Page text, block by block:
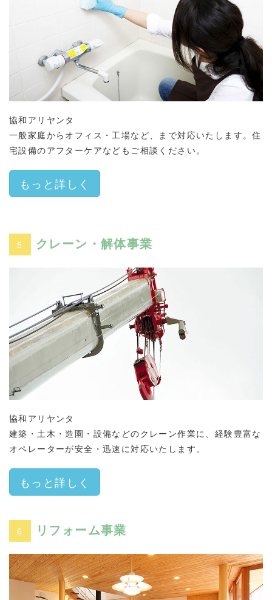
協和アリヤンタ
一般家庭からオフィス・工場など、まで対応いたします。住
宅設備のアフターケアなどもご相談ください。
もっと詳しく
5 クレーン・解体事業
協和アリヤンタ
建築・土木・造園・設備などのクレーン作業に、経験豊富な
オペレーターが安全・迅速に対応いたします。
もっと詳しく
6 リフォーム事業